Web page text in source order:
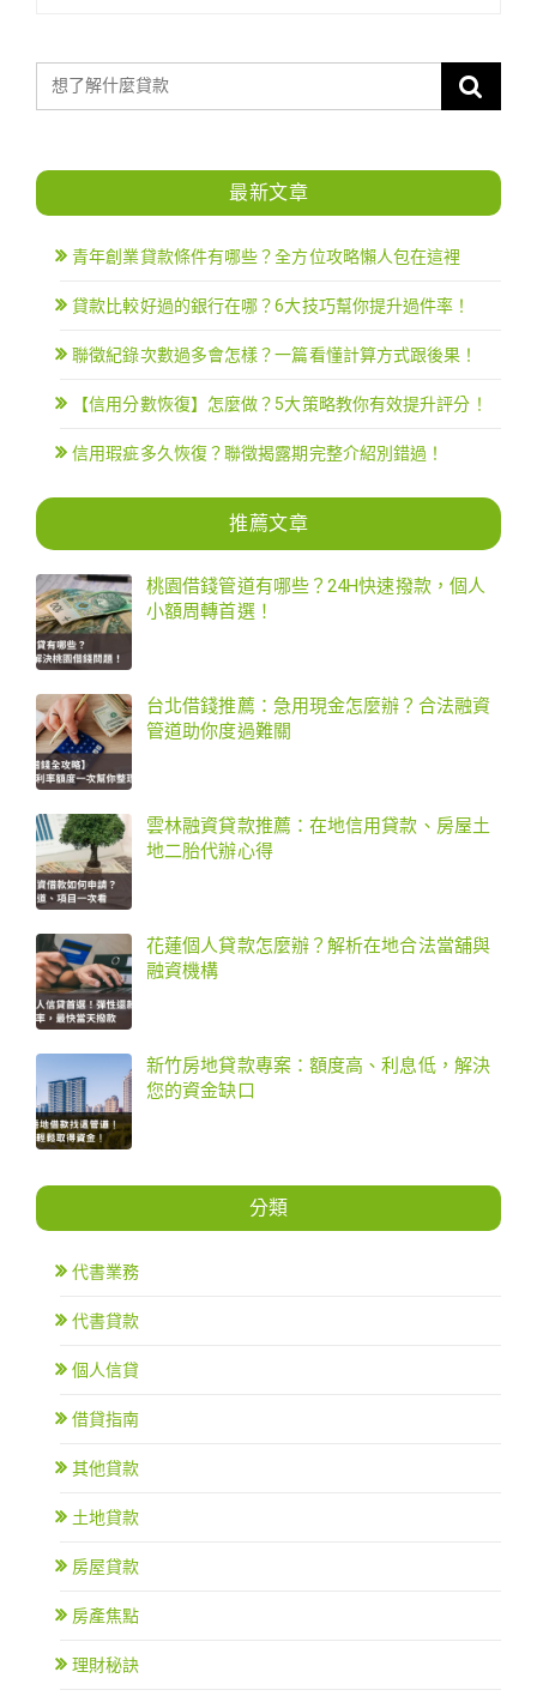
最新文章
青年創業貸款條件有哪些？全方位攻略懶人包在這裡
貸款比較好過的銀行在哪？6大技巧幫你提升過件率！
聯徵紀錄次數過多會怎樣？一篇看懂計算方式跟後果！
【信用分數恢復】怎麼做？5大策略教你有效提升評分！
信用瑕疵多久恢復？聯徵揭露期完整介紹別錯過！
推薦文章
桃園借錢管道有哪些？24H快速撥款，個人
小額周轉首選！
台北借錢推薦：急用現金怎麼辦？合法融資
管道助你度過難關
雲林融資貸款推薦：在地信用貸款、房屋土
地二胎代辦心得
花蓮個人貸款怎麼辦？解析在地合法當舖與
融資機構
新竹房地貸款專案：額度高、利息低，解決
您的資金缺口
分類
代書業務
代書貸款
個人信貸
借貸指南
其他貸款
土地貸款
房屋貸款
房產焦點
理財秘訣